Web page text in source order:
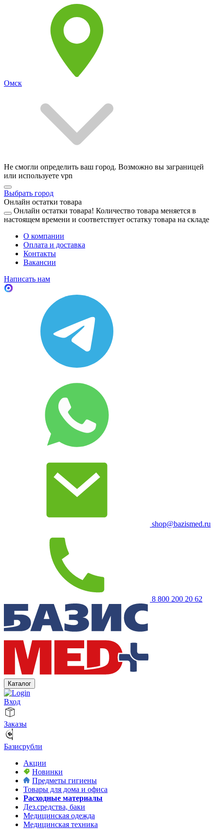
Омск
Не смогли определить ваш город. Возможно вы заграницей
или используете vpn
Выбрать город
Онлайн остатки товара
Онлайн остатки товара! Количество товара меняется в
настоящем времени и соответствует остатку товара на складе
О компании
Оплата и доставка
Контакты
Вакансии
Написать нам
shop@bazismed.ru
8 800 200 20 62
Каталог
Вход
Заказы
Базисрубли
Акции
Новинки
Предметы гигиены
Товары для дома и офиса
Расходные материалы
Дез.средства, баки
Медицинская одежда
Медицинская техника